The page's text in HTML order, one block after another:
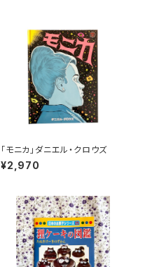
「モニカ」ダニエル・クロウズ
¥2,970